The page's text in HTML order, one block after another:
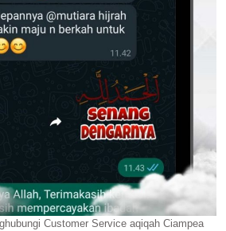
Customer Service aqiqah Ciampea